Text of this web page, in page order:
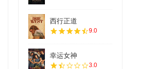
西行正道
9.0
幸运女神
3.0